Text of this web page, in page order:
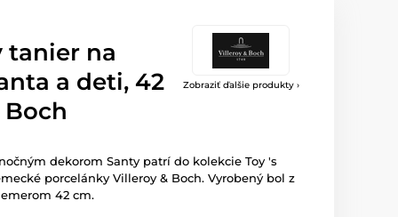
Zobraziť ďalšie produkty ›
tanier na
a deti, 42
dekorom Santy patrí do kolekcie Toy 's
porcelánky Villeroy & Boch. Vyrobený bol z
42 cm.